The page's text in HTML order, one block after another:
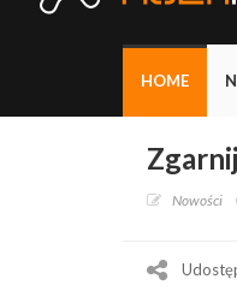
HOME
Nowości